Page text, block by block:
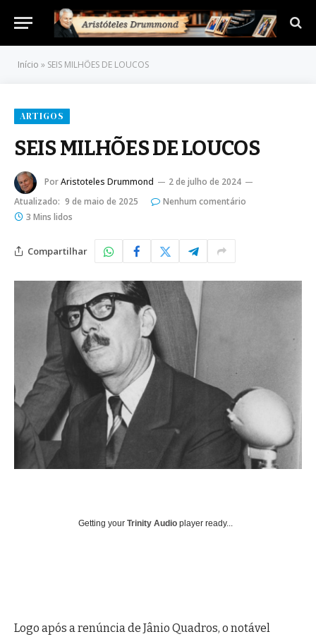
Início » SEIS MILHÕES DE LOUCOS
ARTIGOS
SEIS MILHÕES DE LOUCOS
PorAristoteles Drummond
2 de julho de 2024
Atualizado: 9 de maio de 2025
Nenhum comentário
3 Mins lidos
Compartilhar
Getting your Trinity Audio player ready...
Logo após a renúncia de Jânio Quadros, o notável